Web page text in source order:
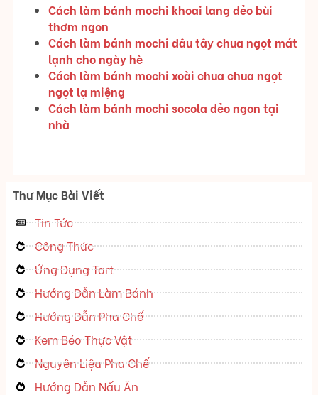
Cách làm bánh mochi khoai lang dẻo bùi
thơm ngon
Cách làm bánh mochi dâu tây chua ngọt mát
lạnh cho ngày hè
Cách làm bánh mochi xoài chua chua ngọt
ngọt lạ miệng
Cách làm bánh mochi socola dẻo ngon tại
nhà
Thư Mục Bài Viết
Tin Tức
Công Thức
Ứng Dụng Tart
Hướng Dẫn Làm Bánh
Hướng Dẫn Pha Chế
Kem Béo Thực Vật
Nguyên Liệu Pha Chế
Hướng Dẫn Nấu Ăn